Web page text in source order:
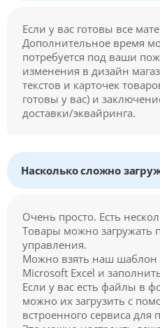
Если у вас готовы все
Дополнительное время
потребуется под ваши
изменения в дизайн
текстов и карточек
готовы у вас) и
доставки/эквайринга.
Насколько сложно
Очень просто. Есть
Товары можно загружать
управления.
Можно взять наш шаблон
Microsoft Excel и
Если у вас есть файлы в
можно их загрузить с
встроенного сервиса для